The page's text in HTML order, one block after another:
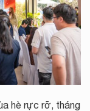
hè rực rỡ, tháng